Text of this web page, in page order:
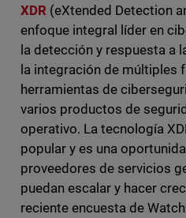
XDR(eXtended Detection
enfoque integral líder en
la detección y respuesta a
la integración de múltiples
herramientas de
varios productos de
operativo. La tecnología
popular y es una
proveedores de servicios
puedan escalar y hacer
reciente encuesta de